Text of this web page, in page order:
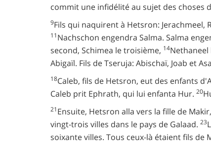
commit une infidélité au sujet des choses
9Fils qui naquirent à Hetsron: Jerachmeel,
11Nachschon engendra Salma. Salma
second, Schimea le troisième, 14Nethaneel
Abigaïl. Fils de Tseruja: Abischaï, Joab et
18Caleb, fils de Hetsron, eut des enfants
Caleb prit Ephrath, qui lui enfanta Hur. 20
21Ensuite, Hetsron alla vers la fille de
vingt-trois villes dans le pays de Galaad. 23
soixante villes. Tous ceux-là étaient fils de